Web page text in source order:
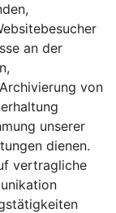
an der
von
unserer
dienen.
vertragliche